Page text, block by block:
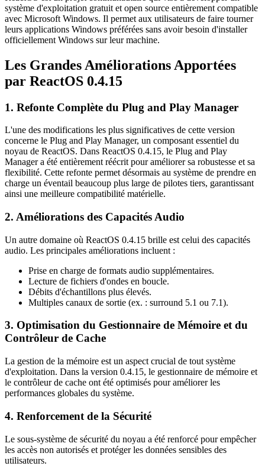
système d'exploitation gratuit et open source entièrement compatible
avec Microsoft Windows. Il permet aux utilisateurs de faire tourner
leurs applications Windows préférées sans avoir besoin d'installer
officiellement Windows sur leur machine.
Les Grandes Améliorations Apportées
par ReactOS 0.4.15
1. Refonte Complète du Plug and Play Manager
L'une des modifications les plus significatives de cette version
concerne le Plug and Play Manager, un composant essentiel du
noyau de ReactOS. Dans ReactOS 0.4.15, le Plug and Play
Manager a été entièrement réécrit pour améliorer sa robustesse et sa
flexibilité. Cette refonte permet désormais au système de prendre en
charge un éventail beaucoup plus large de pilotes tiers, garantissant
ainsi une meilleure compatibilité matérielle.
2. Améliorations des Capacités Audio
Un autre domaine où ReactOS 0.4.15 brille est celui des capacités
audio. Les principales améliorations incluent :
Prise en charge de formats audio supplémentaires.
Lecture de fichiers d'ondes en boucle.
Débits d'échantillons plus élevés.
Multiples canaux de sortie (ex. : surround 5.1 ou 7.1).
3. Optimisation du Gestionnaire de Mémoire et du
Contrôleur de Cache
La gestion de la mémoire est un aspect crucial de tout système
d'exploitation. Dans la version 0.4.15, le gestionnaire de mémoire et
le contrôleur de cache ont été optimisés pour améliorer les
performances globales du système.
4. Renforcement de la Sécurité
Le sous-système de sécurité du noyau a été renforcé pour empêcher
les accès non autorisés et protéger les données sensibles des
utilisateurs.